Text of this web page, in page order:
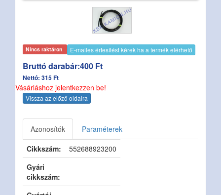
Nincs raktáron E-mailes értesítést kérek ha a termék elérhető
Bruttó darabár:400 Ft
Nettó: 315 Ft
Vásárláshoz jelentkezzen be!
Vissza az előző oldalra
Azonosítók
Paraméterek
Cikkszám:
552688923200
Gyári
cikkszám: